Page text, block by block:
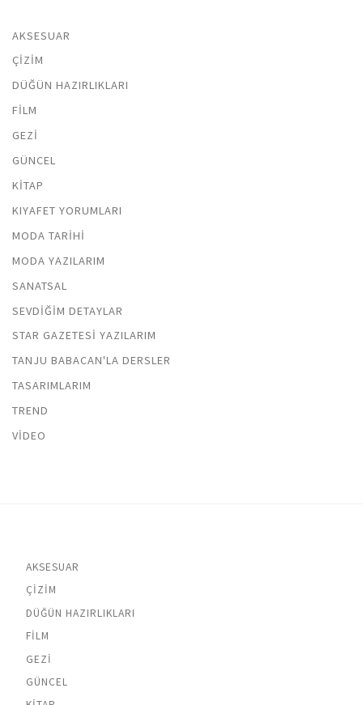
AKSESUAR
ÇIZIM
DÜĞÜN HAZIRLIKLARI
FILM
GEZI
GÜNCEL
KITAP
KIYAFET YORUMLARI
MODA TARIHI
MODA YAZILARIM
SANATSAL
SEVDIĞIM DETAYLAR
STAR GAZETESI YAZILARIM
TANJU BABACAN'LA DERSLER
TASARIMLARIM
TREND
VIDEO
AKSESUAR
ÇIZIM
DÜĞÜN HAZIRLIKLARI
FILM
GEZI
GÜNCEL